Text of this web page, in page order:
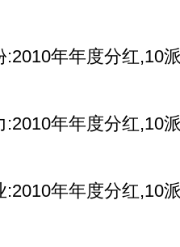
年年度分红,10
年年度分红,10
年年度分红,10